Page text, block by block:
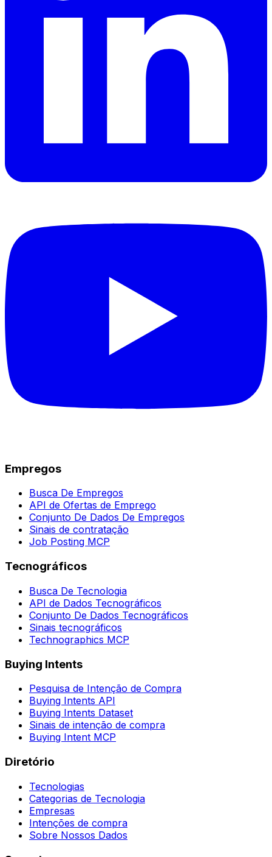
Empregos
Busca De Empregos
API de Ofertas de Emprego
Conjunto De Dados De Empregos
Sinais de contratação
Job Posting MCP
Tecnográficos
Busca De Tecnologia
API de Dados Tecnográficos
Conjunto De Dados Tecnográficos
Sinais tecnográficos
Technographics MCP
Buying Intents
Pesquisa de Intenção de Compra
Buying Intents API
Buying Intents Dataset
Sinais de intenção de compra
Buying Intent MCP
Diretório
Tecnologias
Categorias de Tecnologia
Empresas
Intenções de compra
Sobre Nossos Dados